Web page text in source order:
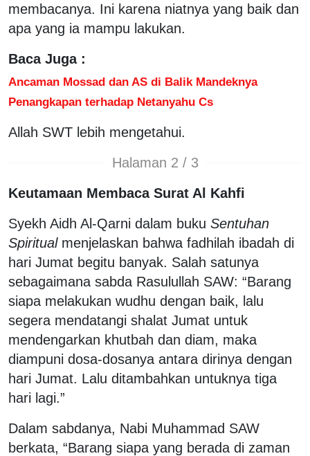
membacanya. Ini karena niatnya yang baik dan
apa yang ia mampu lakukan.
Baca Juga :
Ancaman Mossad dan AS di Balik Mandeknya
Penangkapan terhadap Netanyahu Cs
Allah SWT lebih mengetahui.
Halaman 2 / 3
Keutamaan Membaca Surat Al Kahfi
Syekh Aidh Al-Qarni dalam buku Sentuhan
Spiritualmenjelaskan bahwa fadhilah ibadah di
hari Jumat begitu banyak. Salah satunya
sebagaimana sabda Rasulullah SAW: “Barang
siapa melakukan wudhu dengan baik, lalu
segera mendatangi shalat Jumat untuk
mendengarkan khutbah dan diam, maka
diampuni dosa-dosanya antara dirinya dengan
hari Jumat. Lalu ditambahkan untuknya tiga
hari lagi.”
Dalam sabdanya, Nabi Muhammad SAW
berkata, “Barang siapa yang berada di zaman